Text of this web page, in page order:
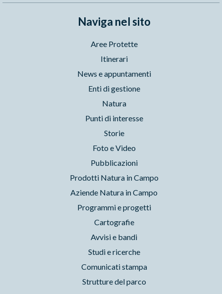
Naviga nel sito
Aree Protette
Itinerari
News e appuntamenti
Enti di gestione
Natura
Punti di interesse
Storie
Foto e Video
Pubblicazioni
Prodotti Natura in Campo
Aziende Natura in Campo
Programmi e progetti
Cartografie
Avvisi e bandi
Studi e ricerche
Comunicati stampa
Strutture del parco